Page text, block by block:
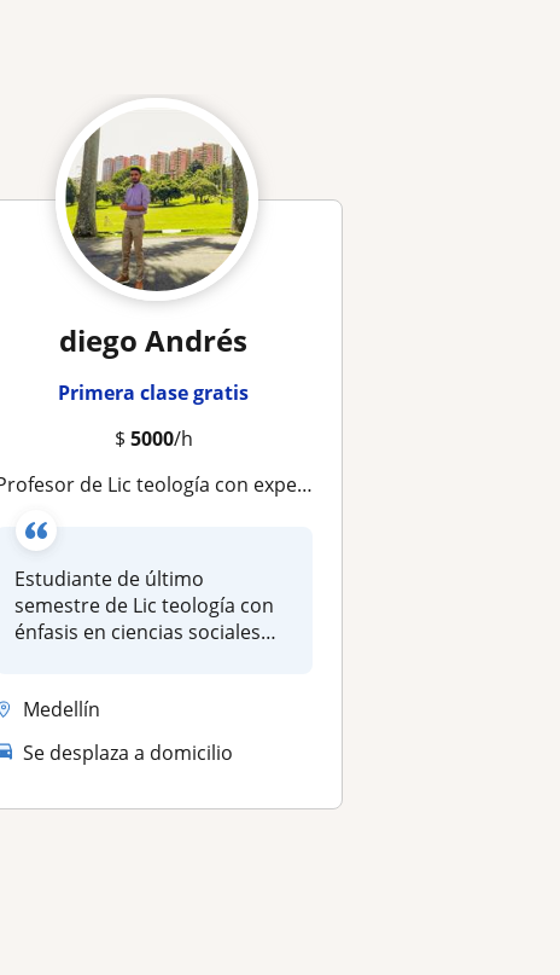
diego Andrés
Primera clase gratis
$ 5000/h
Profesor de Lic teología con experiencia en primaria y secundaria como docente de religión filosofía y ética
Estudiante de último
semestre de Lic teología con
énfasis en ciencias sociales
Medellín
Se desplaza a domicilio